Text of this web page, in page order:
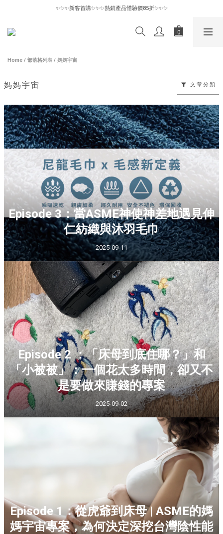
✨✨✨新客首購✨✨✨熱銷產品體驗價85折✨✨✨
✨✨✨新客首購✨✨✨熱銷產品體驗價85折✨✨✨
惜物專區6折起｜數量有限售完為止🪽
Home / 部落格列表 / 媽媽宇宙
媽媽宇宙 文章分類
Episode 3：當ASME神使神差地遇見伸
仁紡織與沐羽毛巾
2025-09-11
Episode 2 ：「床母到底住哪？」和
「小被被」：一個花太多時間，卻又不
是要做來賺錢的專案
2025-09-02
Episode 1：從虎爺到床母 | ASME的媽
媽宇宙專案，為何決定深挖台灣陰性能